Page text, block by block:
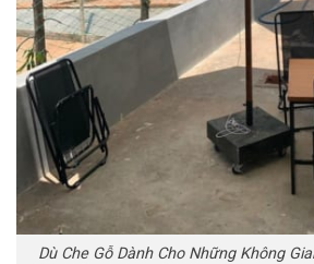
Dù Che Gỗ Dành Cho Những Không